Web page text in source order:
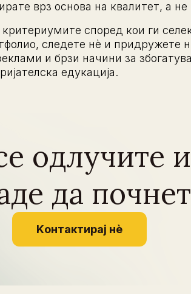
врз основа на квалитет, а
според кои ги
следете нè и придружете
и брзи начини за
едукација.
одлучите
да
Kонтактирај нѐ